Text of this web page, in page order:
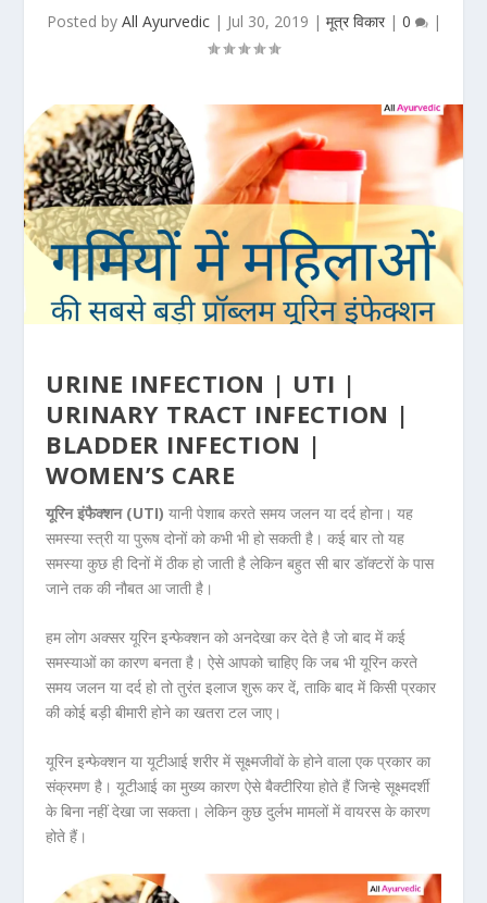
Posted by All Ayurvedic| Jul 30, 2019 | मूत्र विकार| 0 |
URINE INFECTION | UTI |
URINARY TRACT INFECTION |
BLADDER INFECTION |
WOMEN’S CARE
यूरिन इंफैक्शन (UTI) यानी पेशाब करते समय जलन या दर्द होना। यह
समस्या स्त्री या पुरूष दोनों को कभी भी हो सकती है। कई बार तो यह
समस्या कुछ ही दिनों में ठीक हो जाती है लेकिन बहुत सी बार डॉक्टरों के पास
जाने तक की नौबत आ जाती है।
हम लोग अक्सर यूरिन इन्फेक्शन को अनदेखा कर देते है जो बाद में कई
समस्याओं का कारण बनता है। ऐसे आपको चाहिए कि जब भी यूरिन करते
समय जलन या दर्द हो तो तुरंत इलाज शुरू कर दें, ताकि बाद में किसी प्रकार
की कोई बड़ी बीमारी होने का खतरा टल जाए।
यूरिन इन्फेक्शन या यूटीआई शरीर में सूक्ष्मजीवों के होने वाला एक प्रकार का
संक्रमण है। यूटीआई का मुख्य कारण ऐसे बैक्टीरिया होते हैं जिन्हे सूक्ष्मदर्शी
के बिना नहीं देखा जा सकता। लेकिन कुछ दुर्लभ मामलों में वायरस के कारण
होते हैं।